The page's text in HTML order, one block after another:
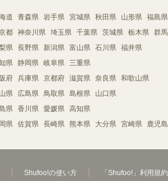
道 青森県 岩手県 宮城県 秋田県 山形県 福島県
都 神奈川県 埼玉県 千葉県 茨城県 栃木県 群
県 長野県 新潟県 富山県 石川県 福井県
県 静岡県 岐阜県 三重県
府 兵庫県 京都府 滋賀県 奈良県 和歌山県
県 広島県 鳥取県 島根県 山口県
県 香川県 愛媛県 高知県
県 佐賀県 長崎県 熊本県 大分県 宮崎県 鹿児
Shufoo!の使い方 「Shufoo!」利用規約